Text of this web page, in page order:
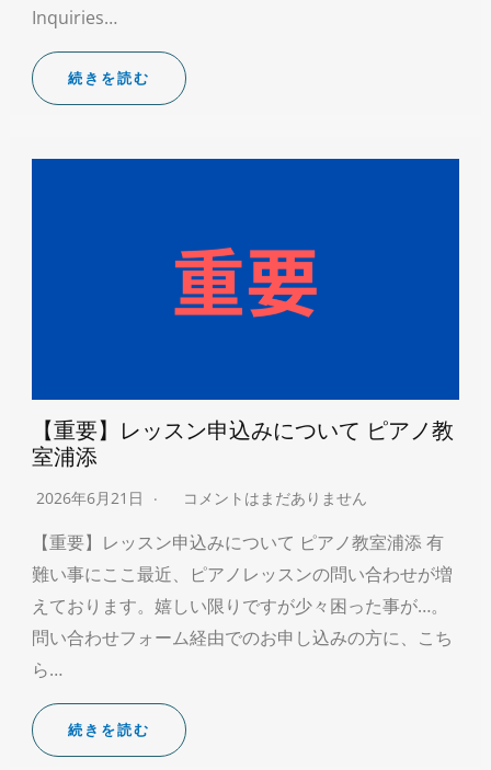
Inquiries…
続きを読む
【重要】レッスン申込みについて ピアノ教
室浦添
2026年6月21日 コメントはまだありません
【重要】レッスン申込みについて ピアノ教室浦添 有
難い事にここ最近、ピアノレッスンの問い合わせが増
えております。嬉しい限りですが少々困った事が…。
問い合わせフォーム経由でのお申し込みの方に、こち
ら…
続きを読む